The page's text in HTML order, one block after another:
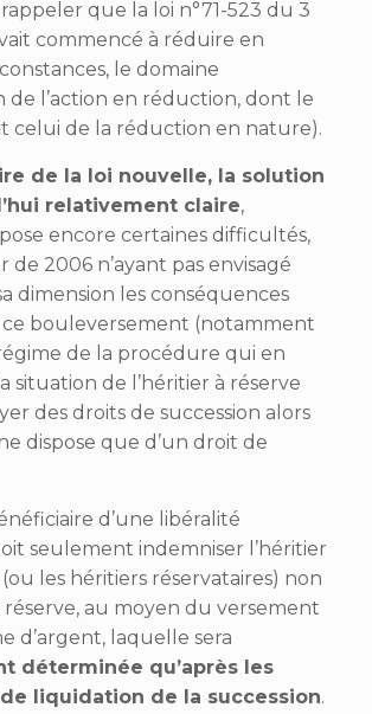
que la loi n°71-523 du 3
commencé à réduire en
le domaine
de l’action en réduction, dont le
celui de la réduction en nature).
de la loi nouvelle, la solution
relativement claire,
encore certaines difficultés,
de 2006 n’ayant pas envisagé
dimension les conséquences
bouleversement (notamment
de la procédure qui en
situation de l’héritier à réserve
des droits de succession alors
dispose que d’un droit de
d’une libéralité
seulement indemniser l’héritier
les héritiers réservataires) non
réserve, au moyen du versement
d’argent, laquelle sera
déterminée qu’après les
liquidation de la succession.